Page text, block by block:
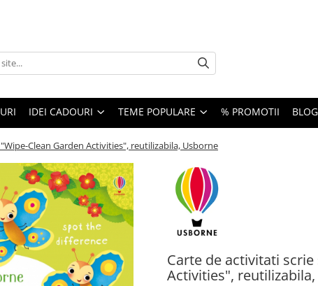
IDEI CADOURI TEME POPULARE % PROMOTII BLOG
Clean Garden Activities", reutilizabila, Usborne
Carte de activitati
Activities",